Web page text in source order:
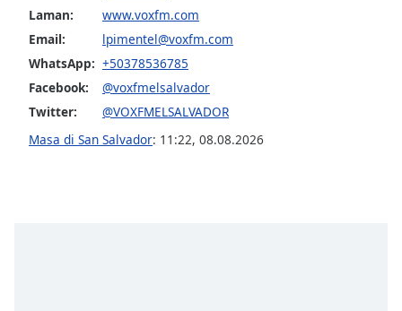
cancel
close
window.
Laman:
www.voxfm.com
Email:
lpimentel@voxfm.com
WhatsApp: +50378536785
Facebook:
@voxfmelsalvador
Twitter:
@VOXFMELSALVADOR
Masa di San Salvador: 11:22, 08.08.2026